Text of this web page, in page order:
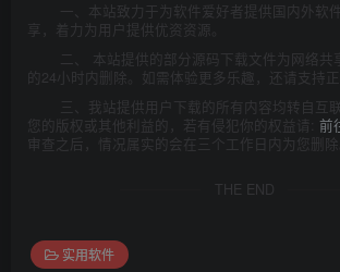
一、本站致力于为软件爱好者提供国内外软
享，着力为用户提供优资资源。
二、 本站提供的部分源码下载文件为网络共
的24小时内删除。如需体验更多乐趣，还请支持正
三、我站提供用户下载的所有内容均转自互
您的版权或其他利益的，若有侵犯你的权益请: 前
审查之后，情况属实的会在三个工作日内为您删除
THE END
实用软件